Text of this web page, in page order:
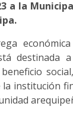
a la
destinada
la institución